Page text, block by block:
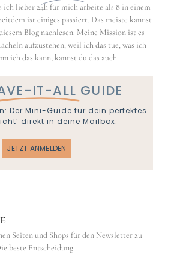
ich lieber 24h für mich arbeite als 8 in einem
ist einiges passiert. Das meiste kannst
Blog nachlesen. Meine Mission ist es
aufzustehen, weil ich das tue, was ich
ich das kann, kannst du das auch.
IT-ALL GUIDE
Der Mini-Guide für dein perfektes
direkt in deine Mailbox.
JETZT ANMELDEN
Seiten und Shops für den Newsletter zu
beste Entscheidung.